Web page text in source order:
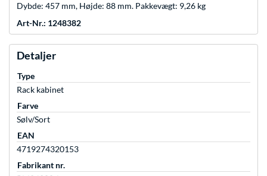
Dybde: 457 mm, Højde: 88 mm. Pakkevægt: 9,26 kg
Art-Nr.: 1248382
Detaljer
Type
Rack kabinet
Farve
Sølv/Sort
EAN
4719274320153
Fabrikant nr.